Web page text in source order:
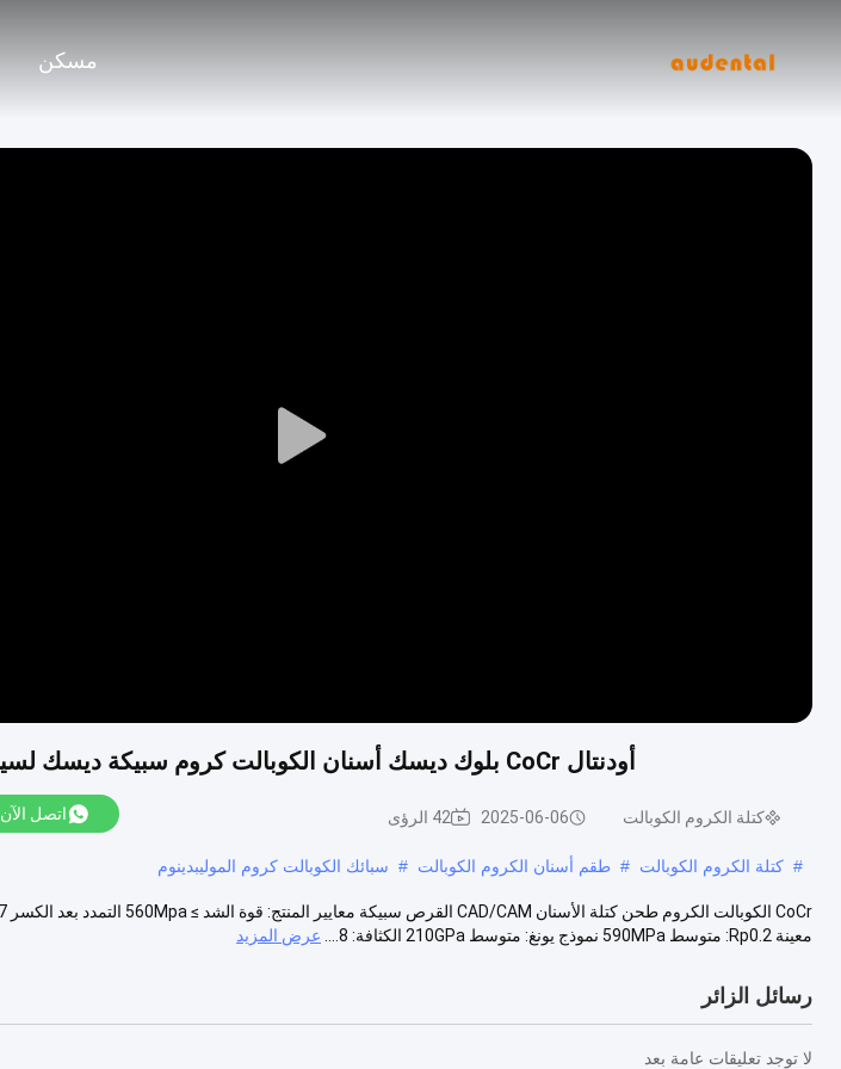
مسكن
Play
أودنتال CoCr بلوك ديسك أسنان الكوبالت كروم سبيكة ديسك لسياسة طحن CAD CAM
كتلة الكروم الكوبالت 2025-06-06 42 الرؤى اتصل الآن
# كتلة الكروم الكوبالت # طقم أسنان الكروم الكوبالت # سبائك الكوبالت كروم الموليبدينوم
معينة Rp0.2: متوسط 590MPa نموذج يونغ: متوسط 210GPa الكثافة: 8....
عرض المزيد
رسائل الزائر
لا توجد تعليقات عامة بعد